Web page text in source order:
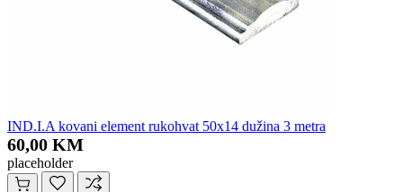
IND.I.A kovani element rukohvat 50x14 dužina 3 metra
60,00 KM
placeholder